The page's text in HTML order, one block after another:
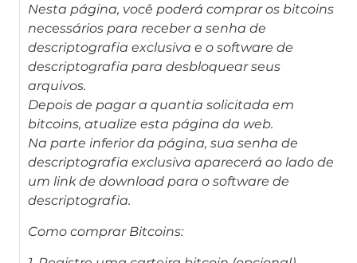
Nesta página, você poderá comprar os bitcoins
necessários para receber a senha de
descriptografia exclusiva e o software de
descriptografia para desbloquear seus
arquivos.
Depois de pagar a quantia solicitada em
bitcoins, atualize esta página da web.
Na parte inferior da página, sua senha de
descriptografia exclusiva aparecerá ao lado de
um link de download para o software de
descriptografia.
Como comprar Bitcoins: